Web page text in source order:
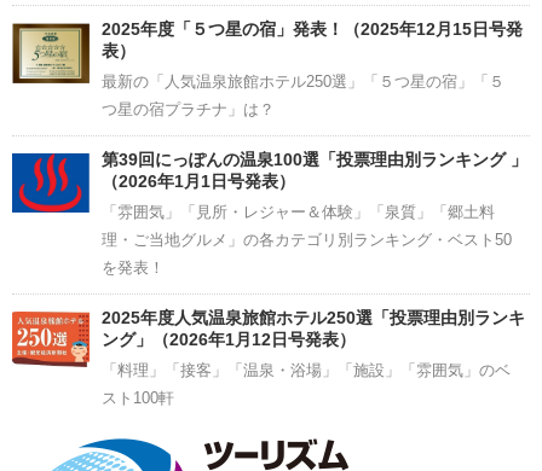
2025年度「５つ星の宿」発表！（2025年12月15日号発
表）
最新の「人気温泉旅館ホテル250選」「５つ星の宿」「５
つ星の宿プラチナ」は？
第39回にっぽんの温泉100選「投票理由別ランキング 」
（2026年1月1日号発表）
「雰囲気」「見所・レジャー＆体験」「泉質」「郷土料
理・ご当地グルメ」の各カテゴリ別ランキング・ベスト50
を発表！
2025年度人気温泉旅館ホテル250選「投票理由別ランキ
ング」（2026年1月12日号発表）
「料理」「接客」「温泉・浴場」「施設」「雰囲気」のベ
スト100軒